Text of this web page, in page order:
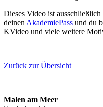
Dieses Video ist
deinen AkademiePass und du
KVideo und viele weitere
Zurück zur Übersicht
Malen am Meer